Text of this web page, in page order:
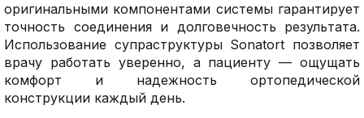
оригинальными компонентами системы гарантирует
точность соединения и долговечность результата.
Использование супраструктуры Sonatort позволяет
врачу работать уверенно, а пациенту — ощущать
комфорт и надежность ортопедической
конструкции каждый день.